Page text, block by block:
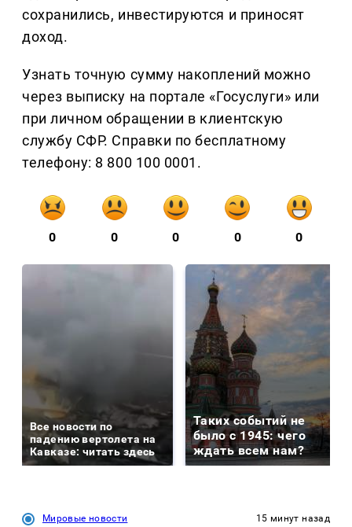
сохранились, инвестируются и приносят
доход.
Узнать точную сумму накоплений можно
через выписку на портале «Госуслуги» или
при личном обращении в клиентскую
службу СФР. Справки по бесплатному
телефону: 8 800 100 0001.
0 0 0 0 0
Все новости по
падению вертолета на
Кавказе: читать здесь
Таких событий не
было с 1945: чего
ждать всем нам?
Мировые новости 15 минут назад